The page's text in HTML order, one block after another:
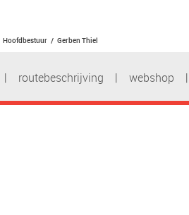
Hoofdbestuur / Gerben Thiel
| routebeschrijving | webshop